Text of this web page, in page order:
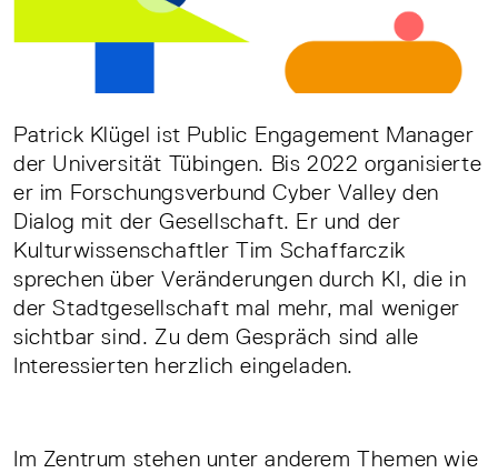
Patrick Klügel ist Public Engagement Manager
der Universität Tübingen. Bis 2022 organisierte
er im Forschungsverbund Cyber Valley den
Dialog mit der Gesellschaft. Er und der
Kulturwissenschaftler Tim Schaffarczik
sprechen über Veränderungen durch KI, die in
der Stadtgesellschaft mal mehr, mal weniger
sichtbar sind. Zu dem Gespräch sind alle
Interessierten herzlich eingeladen.
Im Zentrum stehen unter anderem Themen wie